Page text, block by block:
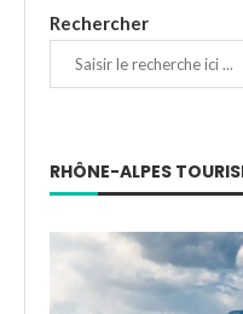
Rechercher
RHÔNE-ALPES